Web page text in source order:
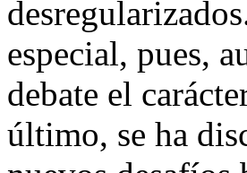
especial, pues,
debate el
último, se ha